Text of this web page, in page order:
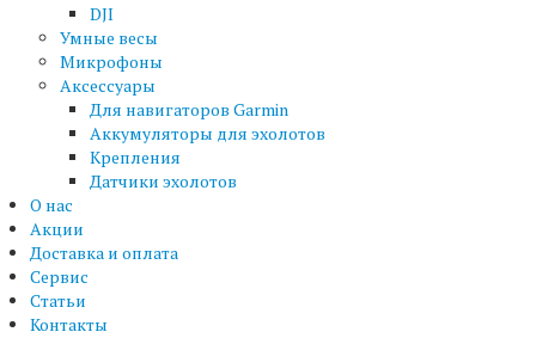
DJI
Умные весы
Микрофоны
Аксессуары
Для навигаторов Garmin
Аккумуляторы для эхолотов
Крепления
Датчики эхолотов
О нас
Акции
Доставка и оплата
Сервис
Статьи
Контакты